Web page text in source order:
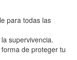
para todas las
supervivencia.
de proteger tu